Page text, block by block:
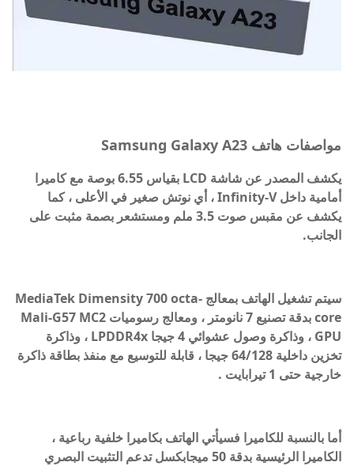
مواصفات هاتف Samsung Galaxy A23
يكشف المصدر عن شاشة LCD بقياس 6.55 بوصة مع كاميرا
أمامية داخل Infinity-V ، أي نوتش صغير في الأعلى ، كما
يكشف عن مقبس صوت 3.5 ملم ومستشعر بصمة مثبت على
الجانب.
سيتم تشغيل الهاتف بمعالج MediaTek Dimensity 700 octa-
core بدقة تصنيع 7 نانومتر ، ومعالج رسوميات Mali-G57 MC2
GPU ، وذاكرة وصول عشوائي 4 جيجا LPDDR4x ، وذاكرة
تخزين داخلية 64/128 جيجا ، قابلة للتوسيع مع منفذ بطاقة ذاكرة
خارجية حتى 1 تيرابايت .
أما بالنسبة للكاميرا فسيأتي الهاتف بكاميرا خلفية رباعية ،
الكاميرا الرئيسية بدقة 50 ميجابكسل تدعم التثبيت البصري